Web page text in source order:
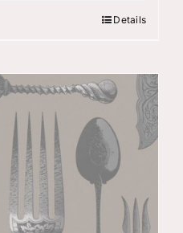
Details